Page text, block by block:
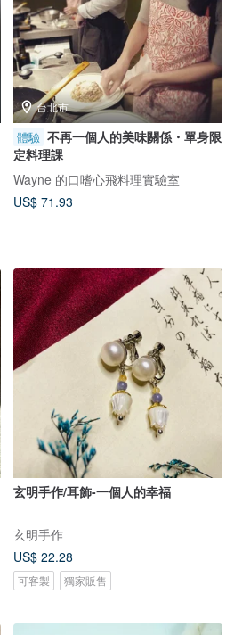
台北市
體驗 不再一個人的美味關係・單身限
定料理課
Wayne 的口嗜心飛料理實驗室
US$ 71.93
玄明手作/耳飾-一個人的幸福
玄明手作
US$ 22.28
可客製 獨家販售